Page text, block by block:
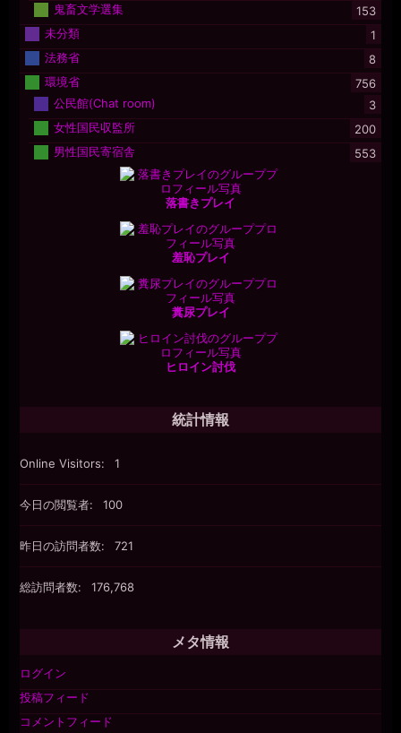
鬼畜文学選集
153
未分類
1
法務省
8
環境省
756
公民館(Chat room)
3
女性国民収監所
200
男性国民寄宿舎
553
落書きプレイ
羞恥プレイ
糞尿プレイ
ヒロイン討伐
統計情報
Online Visitors: 1
今日の閲覧者: 100
昨日の訪問者数: 721
総訪問者数: 176,768
メタ情報
ログイン
投稿フィード
コメントフィード